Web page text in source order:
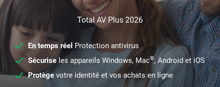
Total AV Plus 2026
En temps réel Protection antivirus
Sécuriseles appareils Windows, Mac®, Android et iOS
Protège votre identité et vos achats en ligne